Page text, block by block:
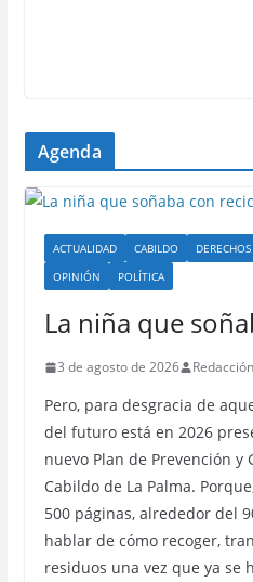
Agenda
ACTUALIDAD CABILDO
OPINIÓN
POLÍTICA
La niña que
3 de agosto de 2026
Pero, para desgracia de
del futuro está en 2026
nuevo Plan de Prevención y
Cabildo de La Palma.
500 páginas, alrededor del
hablar de cómo recoger,
residuos una vez que ya se